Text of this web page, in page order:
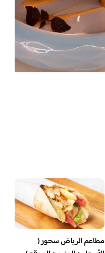
مطاعم الرياض سحور (